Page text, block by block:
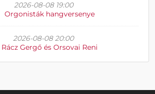
2026-08-08 19:00
Orgonisták hangversenye
2026-08-08 20:00
Rácz Gergő és Orsovai Reni